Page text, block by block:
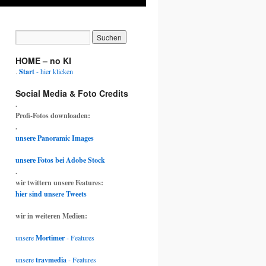
HOME – no KI
. Start- hier klicken
Social Media & Foto Credits
.
Profi-Fotos downloaden:
.
unsere Panoramic Images
unsere Fotos bei Adobe Stock
.
wir twittern unsere Features:
hier sind unsere Tweets
wir in weiteren Medien:
unsereMortimer- Features
unseretravmedia- Features